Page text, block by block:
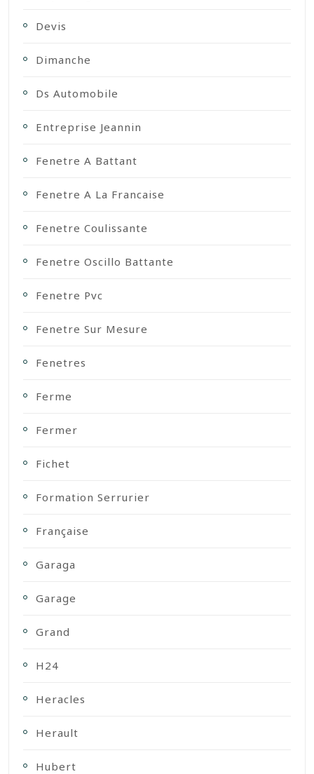
Devis
Dimanche
Ds Automobile
Entreprise Jeannin
Fenetre A Battant
Fenetre A La Francaise
Fenetre Coulissante
Fenetre Oscillo Battante
Fenetre Pvc
Fenetre Sur Mesure
Fenetres
Ferme
Fermer
Fichet
Formation Serrurier
Française
Garaga
Garage
Grand
H24
Heracles
Herault
Hubert